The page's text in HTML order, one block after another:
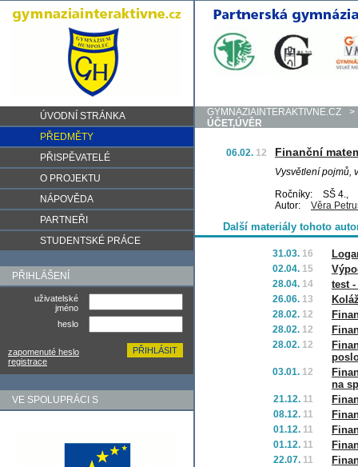
ÚVODNÍ STRÁNKA
PŘEDMĚTY
PŘISPĚVATELÉ
O PROJEKTU
NÁPOVĚDA
PARTNEŘI
STUDENTSKÉ PRÁCE
PŘIHLÁŠENÍ
uživatelské
jméno
heslo
zapomenuté heslo
registrace
VE SPOLUPRÁCI S
GYMNAZIAINTERAKTIVNE.CZ
>
ÚČET,ÚVĚR
06.02. 12 Finanční
Vysvětlení pojmů,
Ročníky:
SŠ 4.,
Autor:
Věra
Další materiály tohoto
31.03. 16
02.04. 15
28.04. 14 test
26.06. 13
28.02. 12
28.02. 12
28.02. 12
03.01. 12
na
21.12. 11
08.12. 11
01.12. 11
01.12. 11
22.07. 11